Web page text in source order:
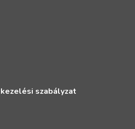
szabályzat